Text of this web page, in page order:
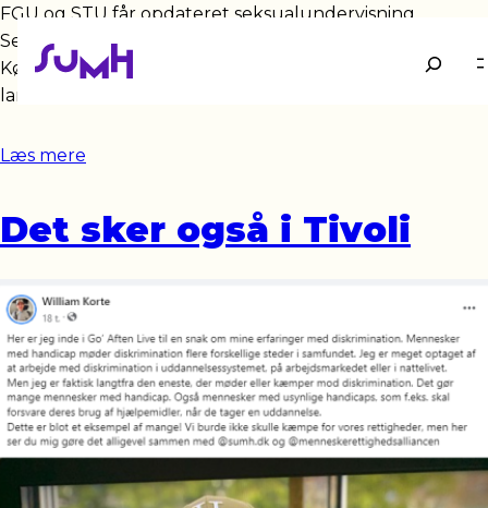
Søg
FGU og STU får opdateret seksualundervisning
Seksualundervisningen på FGU og STU skal opdateres.
Køn, seksualitet og grænser skal på skoleskemaet på
landets STU’er og FGU’er, så de unge bliver støttet…
Læs mere
Det sker også i Tivoli